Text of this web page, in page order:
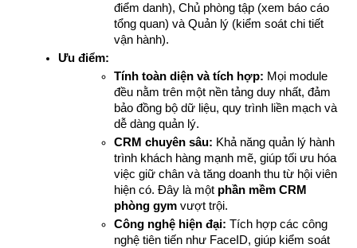
điểm danh), Chủ phòng tập (xem báo cáo
tổng quan) và Quản lý (kiểm soát chi tiết
vận hành).
Ưu điểm:
Tính toàn diện và tích hợp: Mọi module
đều nằm trên một nền tảng duy nhất, đảm
bảo đồng bộ dữ liệu, quy trình liền mạch và
dễ dàng quản lý.
CRM chuyên sâu: Khả năng quản lý hành
trình khách hàng mạnh mẽ, giúp tối ưu hóa
việc giữ chân và tăng doanh thu từ hội viên
hiện có. Đây là một phần mềm CRM
phòng gym vượt trội.
Công nghệ hiện đại: Tích hợp các công
nghệ tiên tiến như FaceID, giúp kiểm soát